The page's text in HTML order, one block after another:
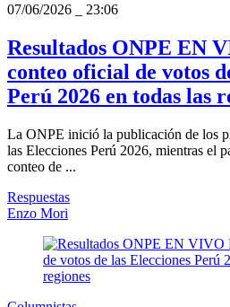
07/06/2026
23:06
Resultados ONPE EN
conteo oficial de votos
Perú 2026 en todas las
La ONPE inició la publicación de los
las Elecciones Perú 2026, mientras el
conteo de ...
Respuestas
Enzo Mori